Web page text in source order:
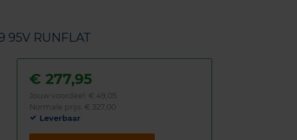
95V RUNFLAT
€277,95
Jouw voordeel: € 49,05
Normale prijs: € 327,00
Leverbaar